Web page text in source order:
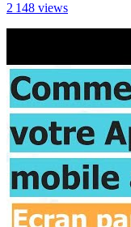
2 148 views